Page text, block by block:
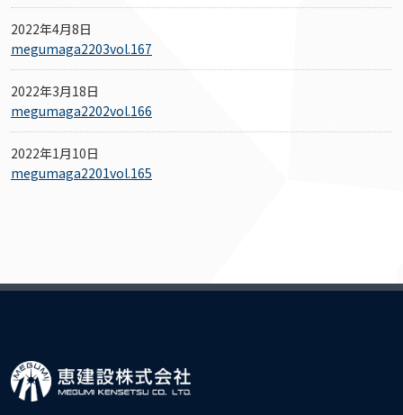
2022年4月8日
megumaga2203vol.167
2022年3月18日
megumaga2202vol.166
2022年1月10日
megumaga2201vol.165